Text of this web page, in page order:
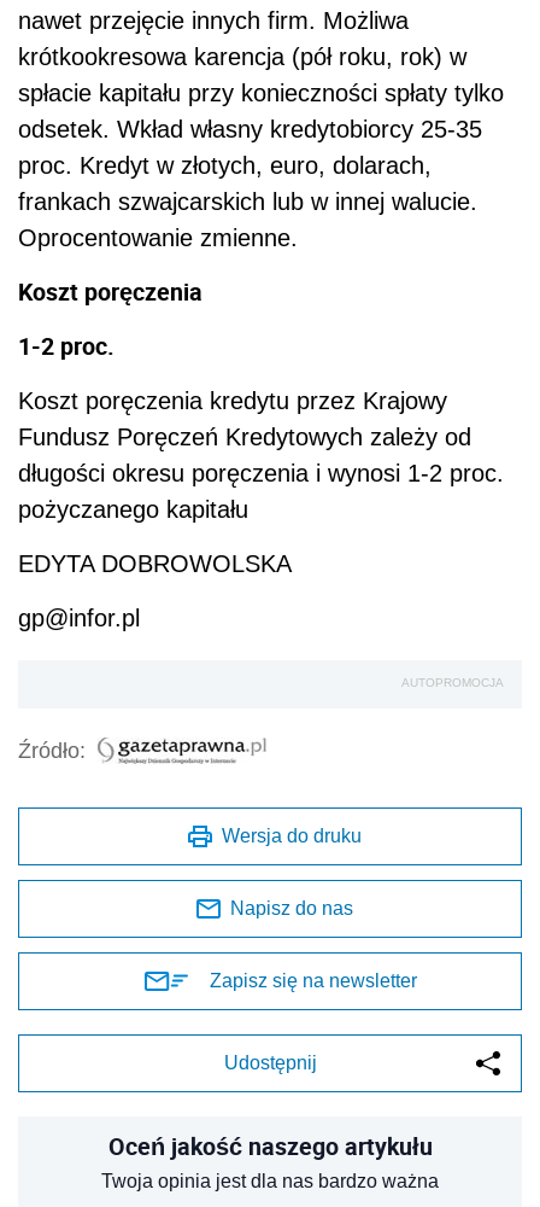
nawet przejęcie innych firm. Możliwa
krótkookresowa karencja (pół roku, rok) w
spłacie kapitału przy konieczności spłaty tylko
odsetek. Wkład własny kredytobiorcy 25-35
proc. Kredyt w złotych, euro, dolarach,
frankach szwajcarskich lub w innej walucie.
Oprocentowanie zmienne.
Koszt poręczenia
1-2 proc.
Koszt poręczenia kredytu przez Krajowy
Fundusz Poręczeń Kredytowych zależy od
długości okresu poręczenia i wynosi 1-2 proc.
pożyczanego kapitału
EDYTA DOBROWOLSKA
gp@infor.pl
AUTOPROMOCJA
Źródło:
Wersja do druku
Napisz do nas
Zapisz się na newsletter
Udostępnij
Oceń jakość naszego artykułu
Twoja opinia jest dla nas bardzo ważna